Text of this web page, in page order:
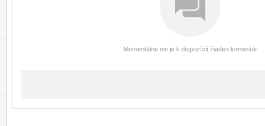
Momentálne nie je k dispozícií žiaden komentár